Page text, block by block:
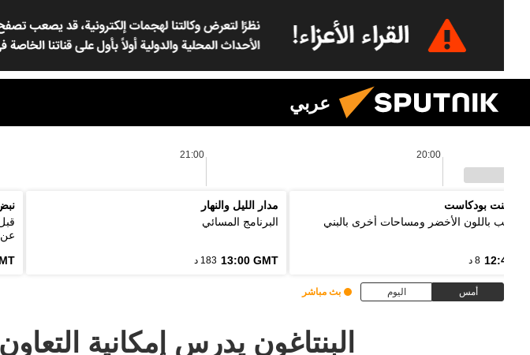
عربي
20:00
21:00
بوينت بودكاست
الألب باللون الأخضر ومساحات أخرى بالبني
12:48 8 د
مدار الليل والنهار
البرنامج المسائي
13:00 GMT 183 د
عن
أمس اليوم بث مباشر
البنتاغون يدرس إمكانية